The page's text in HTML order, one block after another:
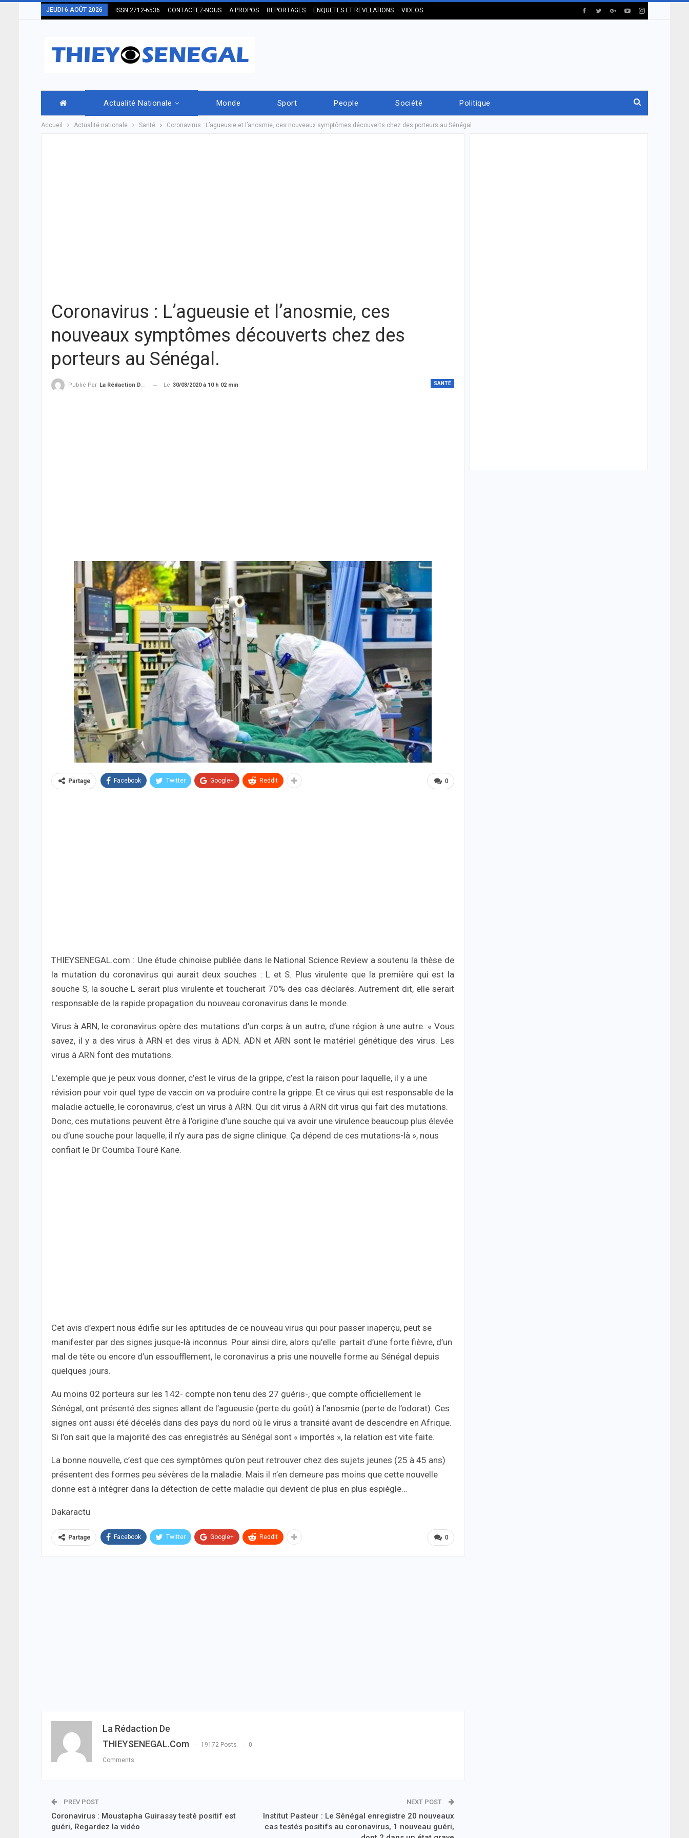
JEUDI 6 AOÛT 2026 ISSN 2712-6536 CONTACTEZ-NOUS A PROPOS REPORTAGES ENQUETES ET REVELATIONS VIDEOS
Actualité Nationale Monde Sport People Société Politique
Accueil Actualité nationale Santé Coronavirus : L’agueusie et l’anosmie, ces nouveaux symptômes découverts chez des porteurs au Sénégal.
Coronavirus : L’agueusie et l’anosmie, ces
nouveaux symptômes découverts chez des
porteurs au Sénégal.
SANTÉ
Publié Par La Rédaction De THIEYSENEGAL.com Le 30/03/2020 à 10 h 02 min
0
Partage Facebook Twitter Google+ ReddIt
THIEYSENEGAL.com : Une étude chinoise publiée dans le National Science Review a soutenu la thèse de
la mutation du coronavirus qui aurait deux souches : L et S. Plus virulente que la première qui est la
souche S, la souche L serait plus virulente et toucherait 70% des cas déclarés. Autrement dit, elle serait
responsable de la rapide propagation du nouveau coronavirus dans le monde.
Virus à ARN, le coronavirus opère des mutations d’un corps à un autre, d’une région à une autre. « Vous
savez, il y a des virus à ARN et des virus à ADN. ADN et ARN sont le matériel génétique des virus. Les
virus à ARN font des mutations.
L’exemple que je peux vous donner, c’est le virus de la grippe, c’est la raison pour laquelle, il y a une
révision pour voir quel type de vaccin on va produire contre la grippe. Et ce virus qui est responsable de la
maladie actuelle, le coronavirus, c’est un virus à ARN. Qui dit virus à ARN dit virus qui fait des mutations.
Donc, ces mutations peuvent être à l’origine d’une souche qui va avoir une virulence beaucoup plus élevée
ou d’une souche pour laquelle, il n’y aura pas de signe clinique. Ça dépend de ces mutations-là », nous
confiait le Dr Coumba Touré Kane.
Cet avis d’expert nous édifie sur les aptitudes de ce nouveau virus qui pour passer inaperçu, peut se
manifester par des signes jusque-là inconnus. Pour ainsi dire, alors qu’elle partait d’une forte fièvre, d’un
mal de tête ou encore d’un essoufflement, le coronavirus a pris une nouvelle forme au Sénégal depuis
quelques jours.
Au moins 02 porteurs sur les 142- compte non tenu des 27 guéris-, que compte officiellement le
Sénégal, ont présenté des signes allant de l’agueusie (perte du goût) à l’anosmie (perte de l’odorat). Ces
signes ont aussi été décelés dans des pays du nord où le virus a transité avant de descendre en Afrique.
Si l’on sait que la majorité des cas enregistrés au Sénégal sont « importés », la relation est vite faite.
La bonne nouvelle, c’est que ces symptômes qu’on peut retrouver chez des sujets jeunes (25 à 45 ans)
présentent des formes peu sévères de la maladie. Mais il n’en demeure pas moins que cette nouvelle
donne est à intégrer dans la détection de cette maladie qui devient de plus en plus espiègle…
Dakaractu
0
Partage Facebook Twitter Google+ ReddIt
La Rédaction De
THIEYSENEGAL.com
19172 Posts 0
Comments
PREV POST
Coronavirus : Moustapha Guirassy testé positif est
guéri, Regardez la vidéo
NEXT POST
Institut Pasteur : Le Sénégal enregistre 20 nouveaux
cas testés positifs au coronavirus, 1 nouveau guéri,